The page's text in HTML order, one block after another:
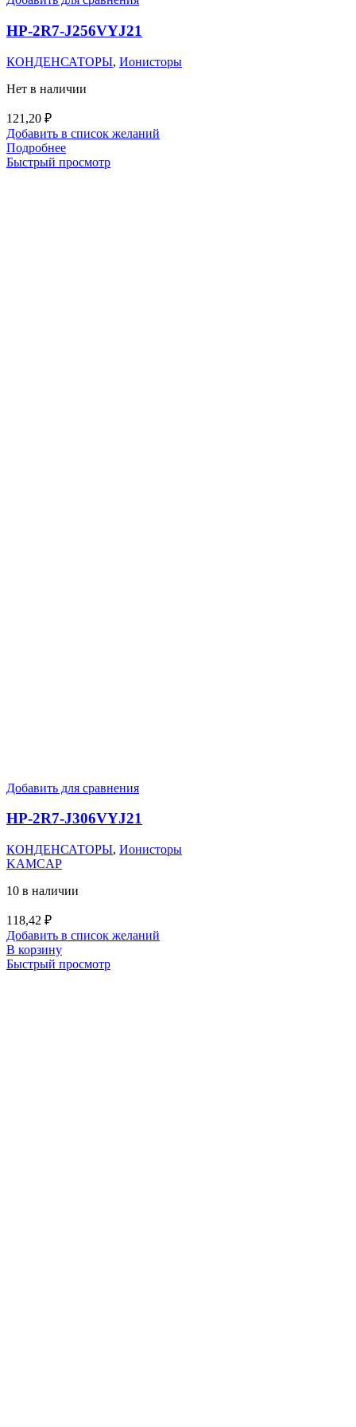
HP-2R7-J256VYJ21
КОНДЕНСАТОРЫ, Ионисторы
Нет в наличии
121,20 ₽
Добавить в список желаний
Подробнее
Быстрый просмотр
Добавить для сравнения
HP-2R7-J306VYJ21
КОНДЕНСАТОРЫ, Ионисторы
KAMCAP
10 в наличии
118,42 ₽
Добавить в список желаний
В корзину
Быстрый просмотр